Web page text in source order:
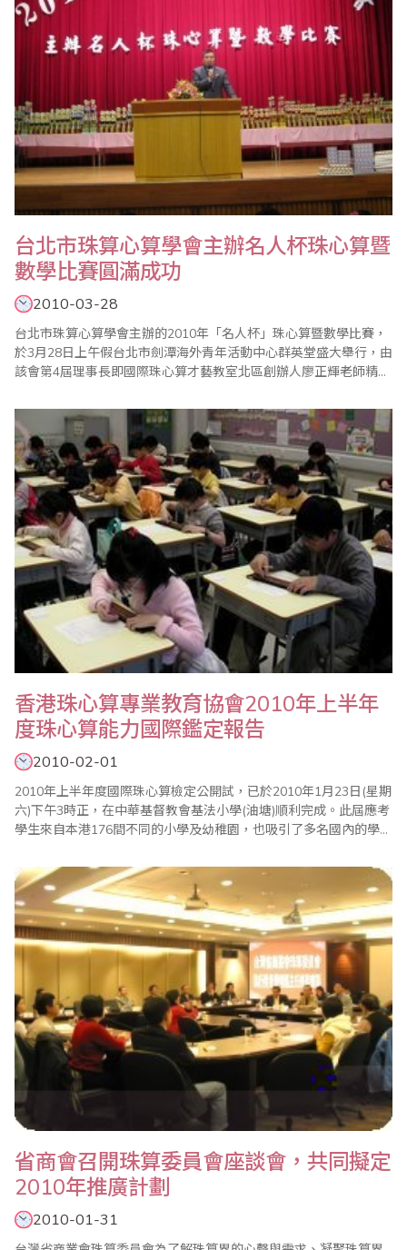
台北市珠算心算學會主辦名人杯珠心算暨
數學比賽圓滿成功
2010-03-28
台北市珠算心算學會主辦的2010年「名人杯」珠心算暨數學比賽，
於3月28日上午假台北市劍潭海外青年活動中心群英堂盛大舉行，由
該會第4屆理事長即國際珠心算才藝教室北區創辦人廖正輝老師精心
本屆比賽打破傳統，不將數學成績納入珠心算總分，而是將珠心算
及數學獨立合計，分別敘獎，頗能增加該科目之專業性，實屬創
舉。比賽自八時起進行，組別區分為七組..
香港珠心算專業教育協會2010年上半年
度珠心算能力國際鑑定報告
2010-02-01
2010年上半年度國際珠心算檢定公開試，已於2010年1月23日(星期
六)下午3時正，在中華基督教會基法小學(油塘)順利完成。此屆應考
學生來自本港176間不同的小學及幼稚園，也吸引了多名國內的學生
要尤衷地感謝中華基督教會基法小學(油塘)的協助，與及各家長和學
生的支持，也要特別感謝本會各..
省商會召開珠算委員會座談會，共同擬定
2010年推廣計劃
2010-01-31